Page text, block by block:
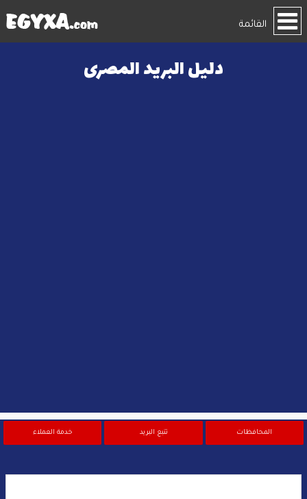
القائمة
دليل البريد المصرى
المحافظات تتبع البريد خدمة العملاء